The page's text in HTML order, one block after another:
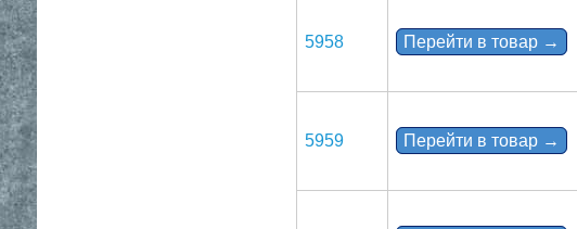
5958 Перейти в товар →
5959 Перейти в товар →